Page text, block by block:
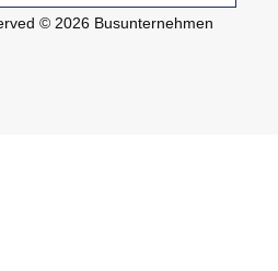
© 2026 Busunternehmen